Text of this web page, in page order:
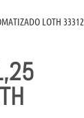
LOTH 33312